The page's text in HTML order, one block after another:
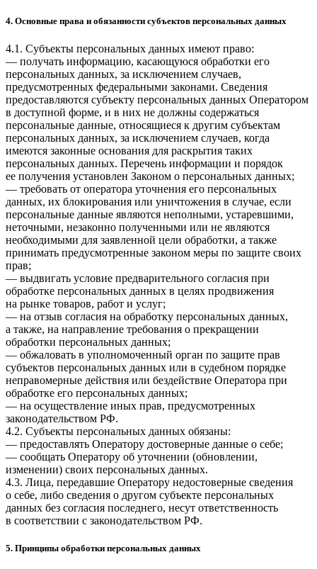
4. Основные права и обязанности субъектов персональных данных
4.1. Субъекты персональных данных имеют право:
— получать информацию, касающуюся обработки его
персональных данных, за исключением случаев,
предусмотренных федеральными законами. Сведения
предоставляются субъекту персональных данных Оператором
в доступной форме, и в них не должны содержаться
персональные данные, относящиеся к другим субъектам
персональных данных, за исключением случаев, когда
имеются законные основания для раскрытия таких
персональных данных. Перечень информации и порядок
ее получения установлен Законом о персональных данных;
— требовать от оператора уточнения его персональных
данных, их блокирования или уничтожения в случае, если
персональные данные являются неполными, устаревшими,
неточными, незаконно полученными или не являются
необходимыми для заявленной цели обработки, а также
принимать предусмотренные законом меры по защите своих
прав;
— выдвигать условие предварительного согласия при
обработке персональных данных в целях продвижения
на рынке товаров, работ и услуг;
— на отзыв согласия на обработку персональных данных,
а также, на направление требования о прекращении
обработки персональных данных;
— обжаловать в уполномоченный орган по защите прав
субъектов персональных данных или в судебном порядке
неправомерные действия или бездействие Оператора при
обработке его персональных данных;
— на осуществление иных прав, предусмотренных
законодательством РФ.
4.2. Субъекты персональных данных обязаны:
— предоставлять Оператору достоверные данные о себе;
— сообщать Оператору об уточнении (обновлении,
изменении) своих персональных данных.
4.3. Лица, передавшие Оператору недостоверные сведения
о себе, либо сведения о другом субъекте персональных
данных без согласия последнего, несут ответственность
в соответствии с законодательством РФ.
5. Принципы обработки персональных данных